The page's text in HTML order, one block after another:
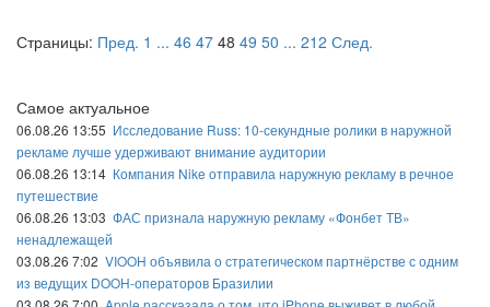
Страницы: Пред. 1 ... 46 47 48 49 50 ... 212 След.
Самое актуальное
06.08.26 13:55 Исследование Russ: 10-секундные ролики в наружной
рекламе лучше удерживают внимание аудитории
06.08.26 13:14 Компания Nike отправила наружную рекламу в речное
путешествие
06.08.26 13:03 ФАС признала наружную рекламу «Фонбет ТВ»
ненадлежащей
03.08.26 7:02 VIOOH объявила о стратегическом партнёрстве с одним
из ведущих DOOH-операторов Бразилии